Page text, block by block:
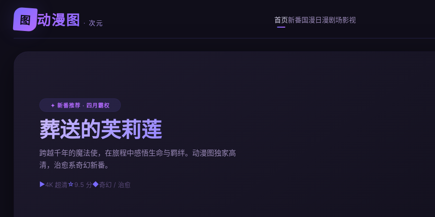
图 动漫图 · 次元 首页新番国漫日漫剧场影视
✦ 新番推荐 · 四月霸权
葬送的芙莉莲
跨越千年的魔法使，在旅程中感悟生命与羁绊。动漫图独家高
清，治愈系奇幻新番。
▶4K 超清☆9.5 分◆奇幻 / 治愈